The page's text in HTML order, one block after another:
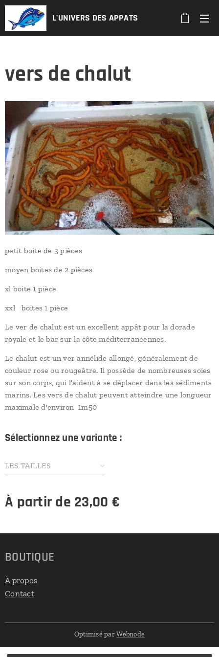
L'UNIVERS DES APPATS
vers de chalut
petit boite de 3 pièces
moyen boites de 2 pièces
xl boite 1 pièce
xxl boites 1 pièce
Le ver de chalut est un excellent appât pour la dorade
royale et le bar sur la côte méditerranéennes.
Le chalut est un ver annélide allongé, généralement de
couleur rose ou rougeâtre. Il possède de nombreuses soies
sur son corps, qui l'aident à se déplacer dans les sédiments
marins. Les vers de chalut peuvent atteindre une longueur
maximale d'environ 1m50
Sélectionnez une variante :
LES TAILLES
À partir de 23,00 €
BOUTIQUE
À propos
Contact
Optimisé parWebnode